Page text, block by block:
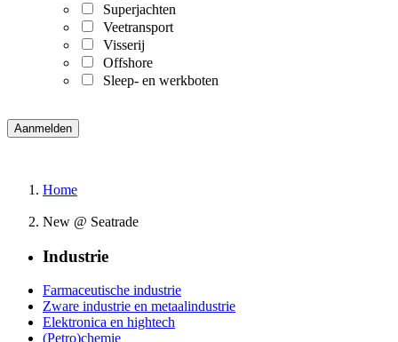
Superjachten
Veetransport
Visserij
Offshore
Sleep- en werkboten
Home
New @ Seatrade
Industrie
Farmaceutische industrie
Zware industrie en metaalindustrie
Elektronica en hightech
(Petro)chemie